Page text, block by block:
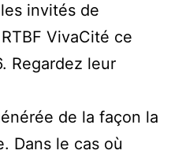
invités de
VivaCité ce
Regardez leur
de la façon la
Dans le cas où